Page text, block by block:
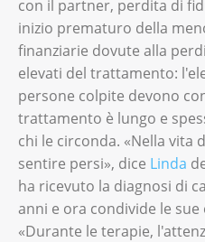
con il partner, perdita di
inizio prematuro della
finanziarie dovute alla
elevati del trattamento:
persone colpite devono
trattamento è lungo e
chi le circonda. «Nella vita
sentire persi», dice Linda
ha ricevuto la diagnosi di
anni e ora condivide le
«Durante le terapie,